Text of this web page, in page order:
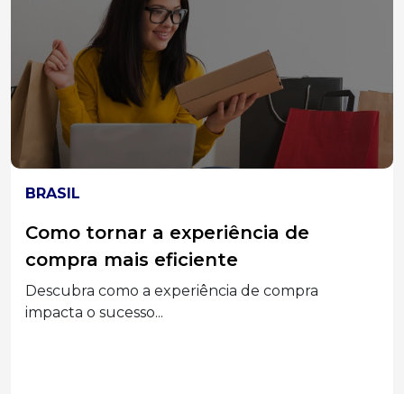
ELEIÇÕES 2026
MPT-SC divulga acórdão do TST que
condenou Associações Empresariais
e seus Dirigentes por assédio
eleitoral